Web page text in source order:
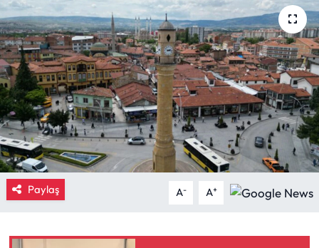
Paylaş A- A+
Eğitim
Ekonomi
Güncel
İskilip Haberleri
Kargı Haberleri
Kimdir?
Kültür Sanat